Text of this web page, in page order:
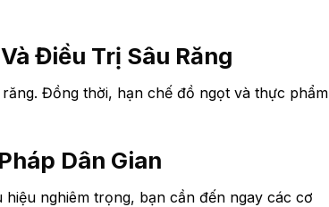
Điều Trị Sâu Răng
Đồng thời, hạn chế đồ ngọt và thực phẩm
Dân Gian
nghiêm trọng, bạn cần đến ngay các cơ